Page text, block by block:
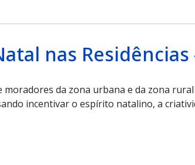
nas Residências
moradores da zona urbana e da zona
incentivar o espírito natalino, a